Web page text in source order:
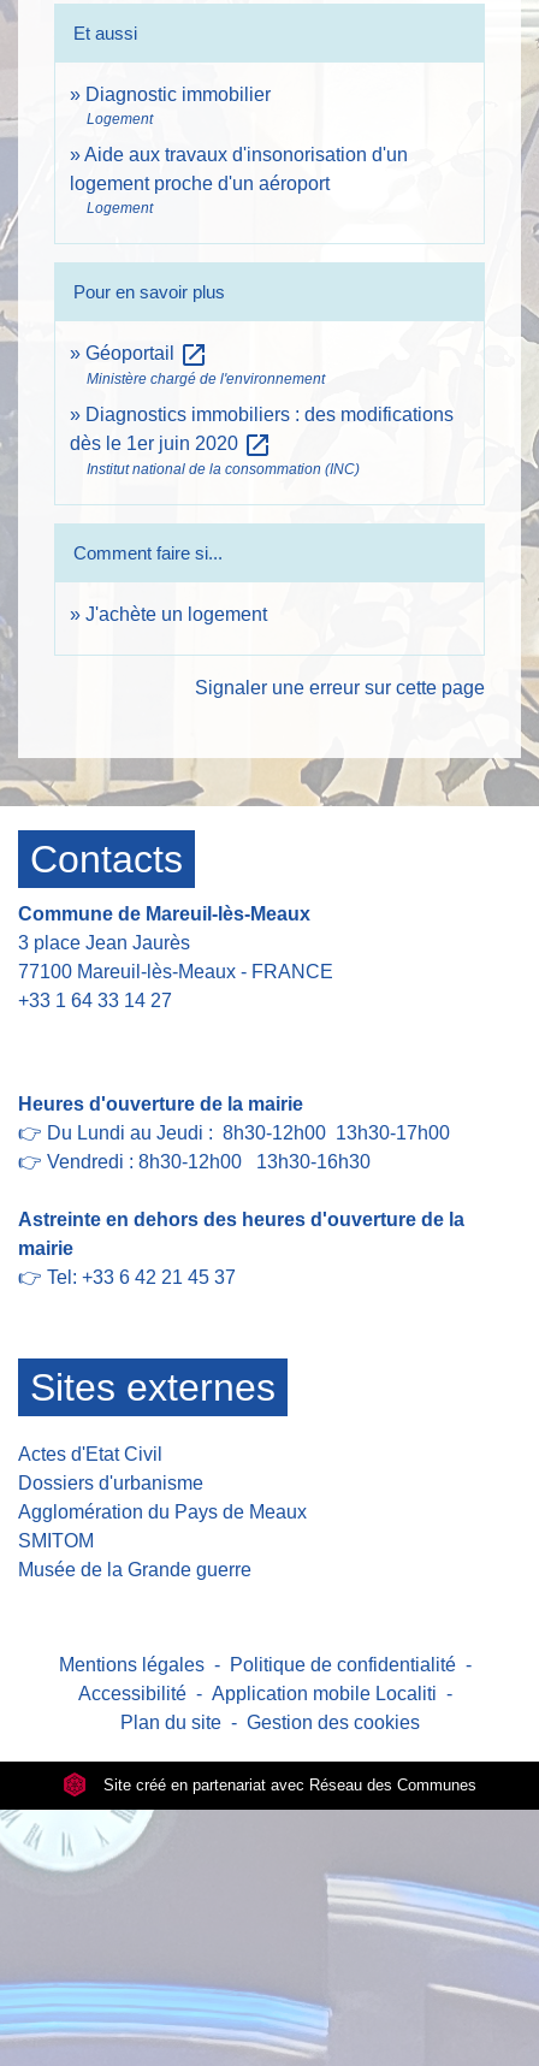
Et aussi
Diagnostic immobilier
Logement
Aide aux travaux d'insonorisation d'un
logement proche d'un aéroport
Logement
Pour en savoir plus
Géoportail open_in_new
Ministère chargé de l'environnement
Diagnostics immobiliers : des modifications
dès le 1er juin 2020 open_in_new
Institut national de la consommation (INC)
Comment faire si...
J'achète un logement
Signaler une erreur sur cette page
Contacts
Commune de Mareuil-lès-Meaux
3 place Jean Jaurès
77100 Mareuil-lès-Meaux - FRANCE
+33 1 64 33 14 27
Heures d'ouverture de la mairie
👉 Du Lundi au Jeudi : 8h30-12h00 13h30-17h00
👉 Vendredi : 8h30-12h00 13h30-16h30
Astreinte en dehors des heures d'ouverture de la
mairie
👉 Tel: +33 6 42 21 45 37
Sites externes
Actes d'Etat Civil
Dossiers d'urbanisme
Agglomération du Pays de Meaux
SMITOM
Musée de la Grande guerre
Mentions légales - Politique de confidentialité -
Accessibilité - Application mobile Localiti -
Plan du site - Gestion des cookies
Site créé en partenariat avec Réseau des Communes